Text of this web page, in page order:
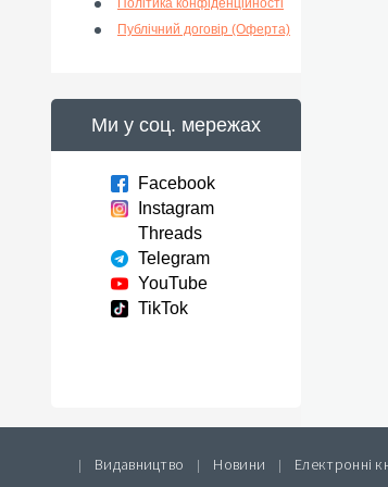
Політика конфіденційності
Публічний договір (Оферта)
Ми у соц. мережах
Facebook
Instagram
Threads
Telegram
YouTube
TikTok
| Видавництво | Новини | Електронні